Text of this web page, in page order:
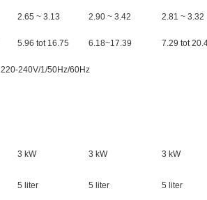
2.65 ~ 3.13 2.90 ~ 3.42 2.81 ~ 3.32
5.96 tot 16.75 6.18~17.39 7.29 tot
220-240V/1/50Hz/60Hz
3 kW 3 kW 3 kW
5 liter 5 liter 5 liter